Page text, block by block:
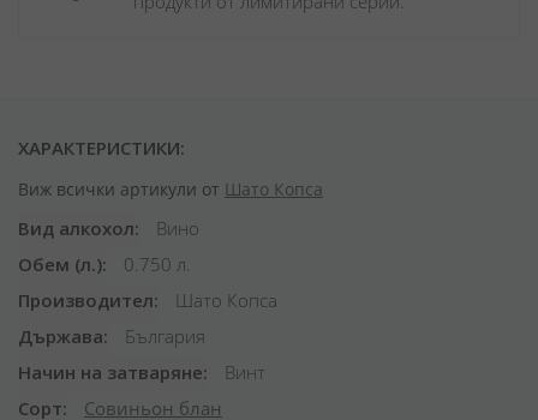
ХАРАКТЕРИСТИКИ:
Виж всички артикули от Шато Копса
Вид алкохол
Вино
Обем (л.)
0.750 л.
Производител
Шато Копса
Държава
България
Начин на затваряне
Винт
Сорт
Совиньон блан